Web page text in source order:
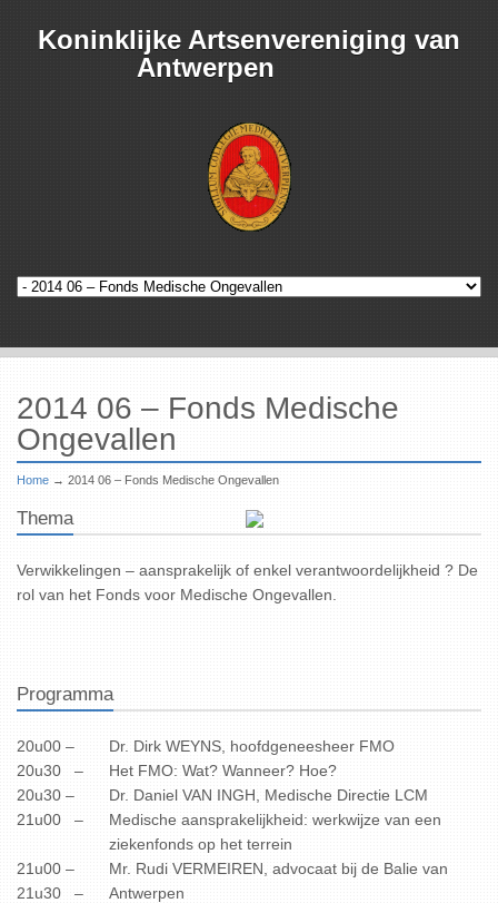
Koninklijke Artsenvereniging van
Antwerpen
2014 06 – Fonds Medische
Ongevallen
Home → 2014 06 – Fonds Medische Ongevallen
Thema
Verwikkelingen – aansprakelijk of enkel verantwoordelijkheid ? De
rol van het Fonds voor Medische Ongevallen.
Programma
20u00 –
20u30 –
Dr. Dirk WEYNS, hoofdgeneesheer FMO
Het FMO: Wat? Wanneer? Hoe?
20u30 –
21u00 –
Dr. Daniel VAN INGH, Medische Directie LCM
Medische aansprakelijkheid: werkwijze van een
ziekenfonds op het terrein
21u00 –
21u30 –
Mr. Rudi VERMEIREN, advocaat bij de Balie van
Antwerpen